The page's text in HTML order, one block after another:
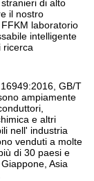
di alto
il nostro
laboratorio
intelligente
ricerca
GB/T
ampiamente
e altri
nell' industria
venduti a molte
di 30 paesi e
Asia